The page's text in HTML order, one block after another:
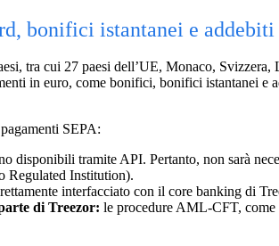
bonifici istantanei e
tra cui 27 paesi dell’UE, Monaco,
in euro, come bonifici, bonifici istantanei
SEPA:
disponibili tramite API. Pertanto, non sarà
Regulated Institution).
interfacciato con il core banking di
di Treezor: le procedure AML-CFT, come